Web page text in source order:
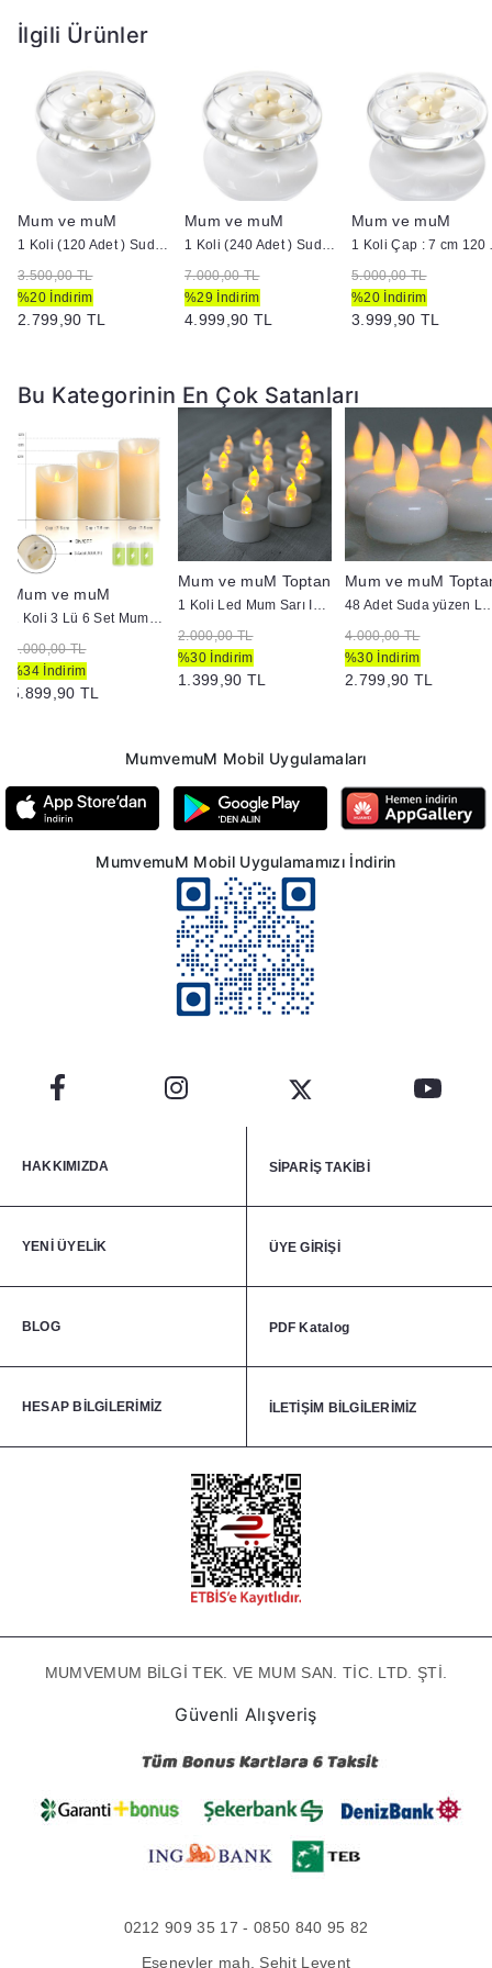
İlgili Ürünler
Mum ve muM
1 Koli (120 Adet ) Suda Yüzen Mum
3.500,00 TL
%20 İndirim
2.799,90 TL
Mum ve muM
1 Koli (240 Adet ) Suda Yüzen Mum
7.000,00 TL
%29 İndirim
4.999,90 TL
Mum ve muM
1 Koli
5.000,00 TL
%20 İndirim
3.999,90 TL
Bu Kategorinin En Çok Satanları
Mum ve muM
1 Koli 3 Lü 6 Set Mum Görünümlü Hareket Alev Set Mum
9.000,00 TL
%34 İndirim
5.899,90 TL
Mum ve muM Toptan
1 Koli Led Mum Sarı Işık Pili Mum
2.000,00 TL
%30 İndirim
1.399,90 TL
Mum ve muM
48 Adet Suda
4.000,00 TL
%30 İndirim
2.799,90 TL
MumvemuM Mobil Uygulamaları
MumvemuM Mobil Uygulamamızı İndirin
HAKKIMIZDA SİPARİŞ TAKİBİ
YENİ ÜYELİK ÜYE GİRİŞİ
BLOG PDF Katalog
HESAP BİLGİLERİMİZ İLETİŞİM BİLGİLERİMİZ
MUMVEMUM BİLGİ TEK. VE MUM SAN. TİC. LTD. ŞTİ.
Güvenli Alışveriş
0212 909 35 17 - 0850 840 95 82
Esenevler mah. Şehit Levent